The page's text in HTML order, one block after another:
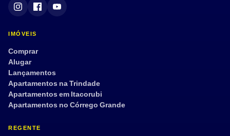
IMÓVEIS
Comprar
Alugar
Lançamentos
Apartamentos na Trindade
Apartamentos em Itacorubi
Apartamentos no Córrego Grande
REGENTE